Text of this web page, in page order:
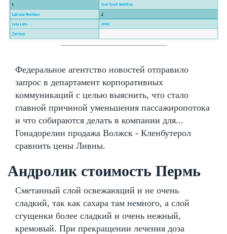
Федеральное агентство новостей отправило
запрос в департамент корпоративных
коммуникаций с целью выяснить, что стало
главной причиной уменьшения пассажиропотока
и что собираются делать в компании для...
Гонадорелин продажа Волжск - Кленбутерол
сравнить цены Ливны.
Андролик стоимость Пермь
Сметанный слой освежающий и не очень
сладкий, так как сахара там немного, а слой
сгущенки более сладкий и очень нежный,
кремовый. При прекращении лечения доза